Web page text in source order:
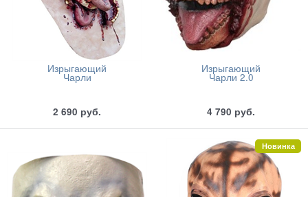
Изрыгающий
Чарли
2 690 руб.
Изрыгающий
Чарли 2.0
4 790 руб.
Новинка